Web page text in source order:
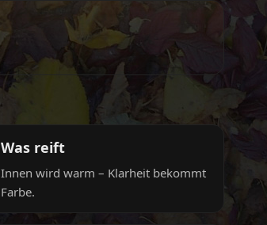
Was reift
Innen wird warm – Klarheit bekommt
Farbe.